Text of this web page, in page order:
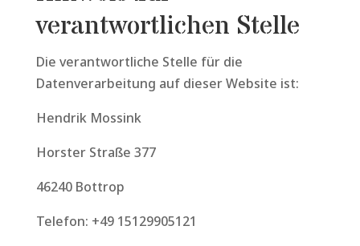
verantwortlichen Stelle
Die verantwortliche Stelle für die
Datenverarbeitung auf dieser Website ist:
Hendrik Mossink
Horster Straße 377
46240 Bottrop
Telefon: +49 15129905121